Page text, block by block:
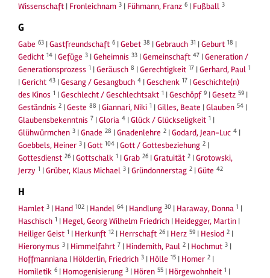
Wissenschaft | Fronleichnam 3 | Fühmann, Franz 6 | Fußball 3
G
Gabe 63 |Gastfreundschaft 6 |Gebet 38 |Gebrauch 31 |Geburt 18 |
Gedicht 14 |Gefüge 3 |Geheimnis 33 |Gemeinschaft 47 |Generation /
Generationsprozess 1 |Geräusch 8 |Gerechtigkeit 17 |Gerhard, Paul 1
|Gericht 43 |Gesang / Gesangbuch 4 |Geschenk 17 |Geschichte(n)
des Kinos 1 |Geschlecht / Geschlechtsakt 1 |Geschöpf 9 |Gesetz 59 |
Geständnis 2 |Geste 88 |Giannari, Niki 1 |Gilles, Beate |Glauben 54 |
Glaubensbekenntnis 7 |Gloria 4 |Glück / Glückseligkeit 1 |
Glühwürmchen 3 |Gnade 28 |Gnadenlehre 2 |Godard, Jean-Luc 4 |
Goebbels, Heiner 3 |Gott 104 |Gott / Gottesbeziehung 2 |
Gottesdienst 26 |Gottschalk 1 |Grab 26 |Gratuität 2 |Grotowski,
Jerzy 1 |Grüber, Klaus Michael 3 |Gründonnerstag 2 |Güte 42
H
Hamlet 3 | Hand 102 | Handel 64 | Handlung 30 | Haraway, Donna 1 |
Haschisch 1 | Hegel, Georg Wilhelm Friedrich | Heidegger, Martin |
Heiliger Geist 1 | Herkunft 12 | Herrschaft 26 | Herz 59 | Hesiod 2 |
Hieronymus 3 | Himmelfahrt 7 | Hindemith, Paul 2 | Hochmut 3 |
Hoffmanniana | Hölderlin, Friedrich 3 | Hölle 15 | Homer 2 |
Homiletik 6 | Homogenisierung 3 | Hören 55 | Hörgewohnheit 1 |